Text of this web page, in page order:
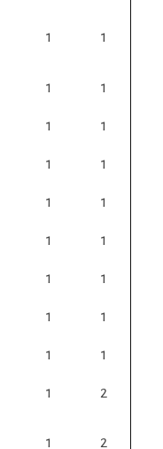
1 1
1 1
1 1
1 1
1 1
1 1
1 1
1 1
1 1
1 2
1 2